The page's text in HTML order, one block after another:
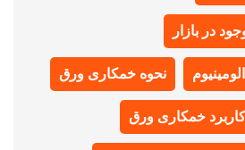
در بازار
نحوه خمکاری ورق
کاربرد خمکاری ورق